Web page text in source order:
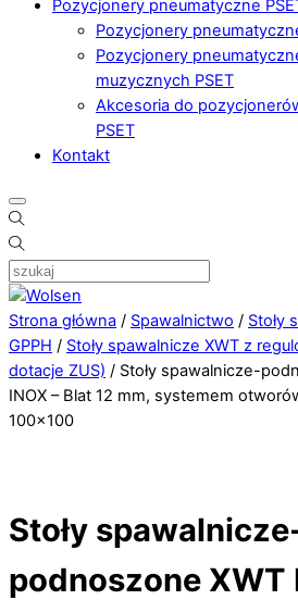
Pozycjonery pneumatyczne
Pozycjonery
Pozycjonery
muzycznych PSET
Akcesoria do
PSET
Kontakt
Strona główna / Spawalnictwo / Stoły
GPPH / Stoły spawalnicze XWT z
dotacje ZUS) / Stoły spawalnicze-
INOX – Blat 12 mm, systemem
100×100
Stoły
podnoszone XWT